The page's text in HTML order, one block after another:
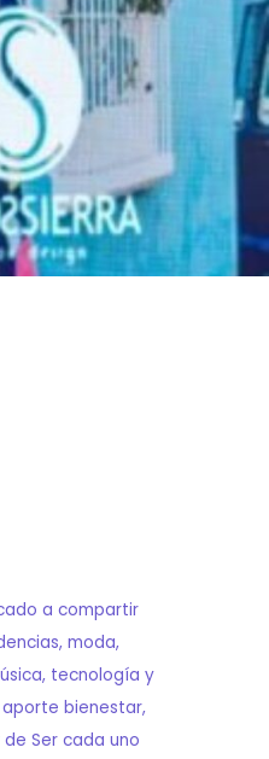
a compartir
moda,
tecnología y
bienestar,
Ser cada uno